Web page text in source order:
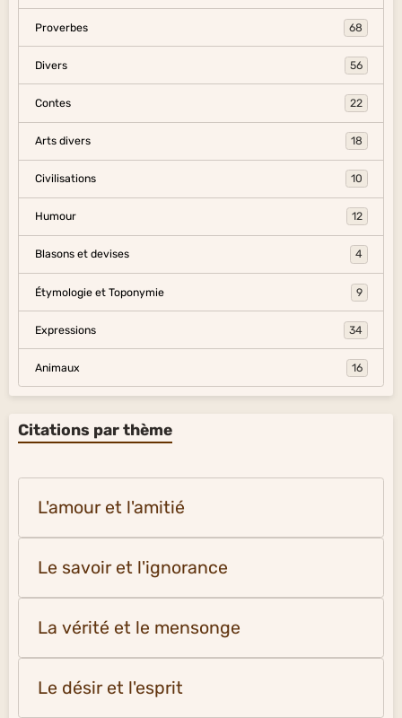
Proverbes 68
Divers 56
Contes 22
Arts divers 18
Civilisations 10
Humour 12
Blasons et devises 4
Étymologie et Toponymie 9
Expressions 34
Animaux 16
Citations par thème
L'amour et l'amitié
Le savoir et l'ignorance
La vérité et le mensonge
Le désir et l'esprit